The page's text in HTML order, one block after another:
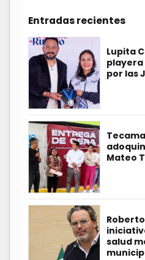
Entradas recientes
Lupita
playera
por las
Mateo
salud